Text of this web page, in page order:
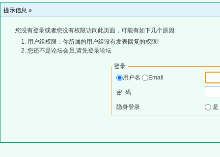
提示信息 »
您没有登录或者您没有权限访问此页面，可能有如下几个原因:
用户组权限：你所属的用户组没有发表回复的权限!
您还不是论坛会员,请先登录论坛
登录
用户名
Email
密 码
隐身登录